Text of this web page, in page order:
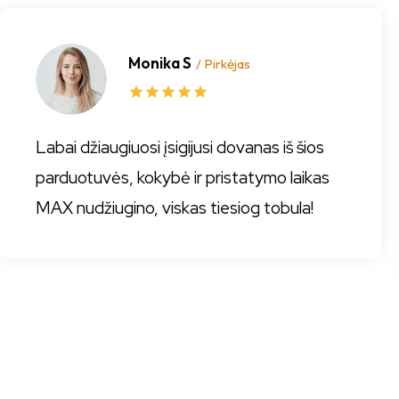
Monika S / Pirkėjas
Labai džiaugiuosi įsigijusi dovanas iš šios
parduotuvės, kokybė ir pristatymo laikas
MAX nudžiugino, viskas tiesiog tobula!